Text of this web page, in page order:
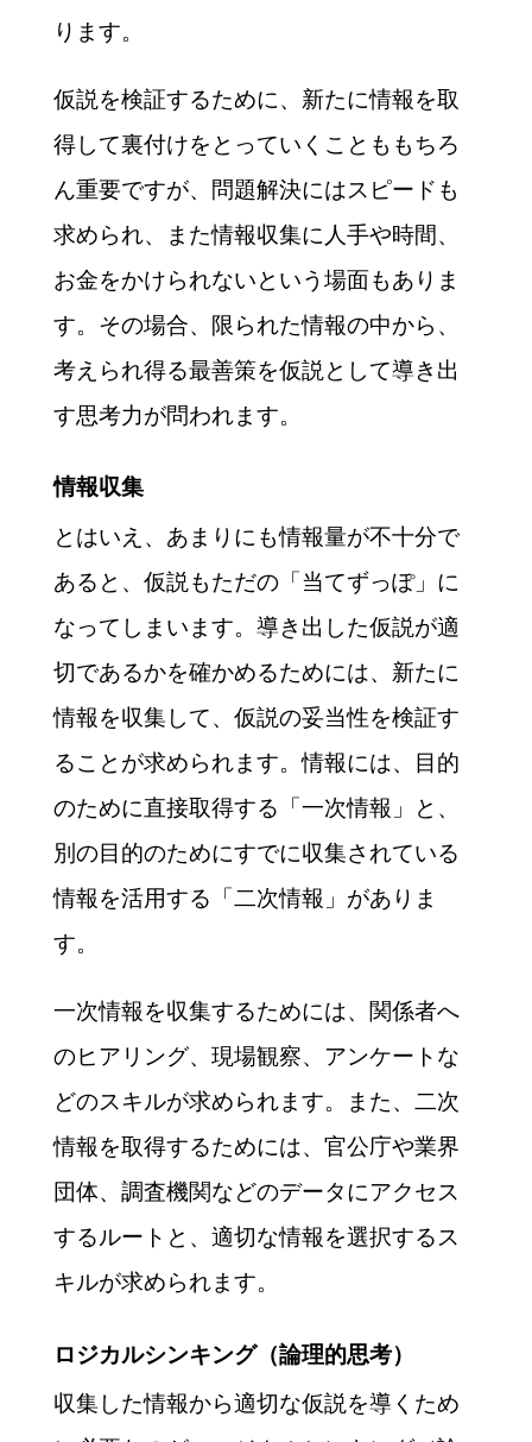
ります。
仮説を検証するために、新たに情報を取
得して裏付けをとっていくことももちろ
ん重要ですが、問題解決にはスピードも
求められ、また情報収集に人手や時間、
お金をかけられないという場面もありま
す。その場合、限られた情報の中から、
考えられ得る最善策を仮説として導き出
す思考力が問われます。
情報収集
とはいえ、あまりにも情報量が不十分で
あると、仮説もただの「当てずっぽ」に
なってしまいます。導き出した仮説が適
切であるかを確かめるためには、新たに
情報を収集して、仮説の妥当性を検証す
ることが求められます。情報には、目的
のために直接取得する「一次情報」と、
別の目的のためにすでに収集されている
情報を活用する「二次情報」がありま
す。
一次情報を収集するためには、関係者へ
のヒアリング、現場観察、アンケートな
どのスキルが求められます。また、二次
情報を取得するためには、官公庁や業界
団体、調査機関などのデータにアクセス
するルートと、適切な情報を選択するス
キルが求められます。
ロジカルシンキング（論理的思考）
収集した情報から適切な仮説を導くため